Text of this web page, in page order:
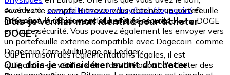
accédez à : www.bitnovo.com/buy/cash/dogecoin/et
échangez-le rapidement et en toute sécurité.
Avec votre compte Bitnovo, vous obtenez un portefeuille
intégré où vous pouvez stocker et gérer vos tokens DOGE
en toute sécurité. Vous pouvez également les envoyer vers
un portefeuille externe compatible avec Dogecoin, comme
Dogecoin Core, MultiDoge ou Ledger.
Dois-je vérifier mon identité pour acheter
DOGE ?
Oui. En raison des réglementations légales, il est
obligatoire de vérifier votre identité avant d'acheter des
Que dois-je considérer avant d'acheter